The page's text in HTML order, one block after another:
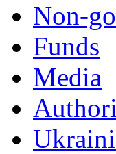
Non-
Funds
Мedia